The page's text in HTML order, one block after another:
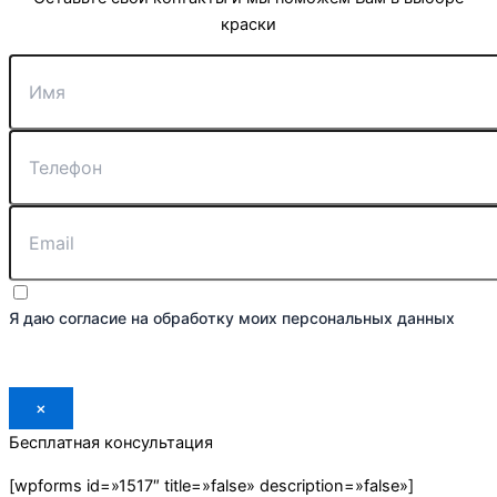
краски
Я даю согласие на обработку моих персональных данных
×
Бесплатная консультация
[wpforms id=»1517″ title=»false» description=»false»]